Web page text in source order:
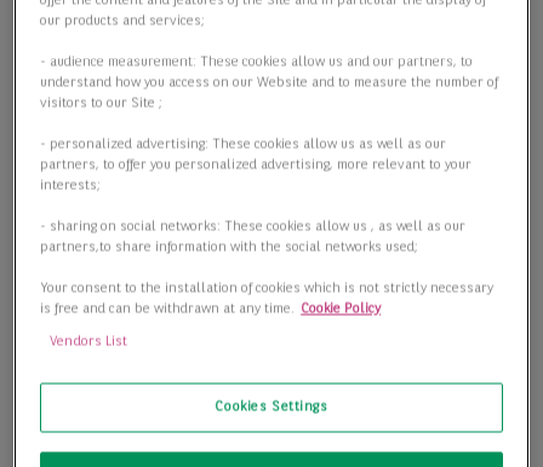
Stil trifft Ambient. Büroflächen im Kulturdenkmal!
04109 Leipzig
our products and services;
- audience measurement: These cookies allow us and our partners, to
understand how you access on our Website and to measure the number of
visitors to our Site ;
- personalized advertising: These cookies allow us as well as our
partners, to offer you personalized advertising, more relevant to your
interests;
- sharing on social networks: These cookies allow us , as well as our
partners,to share information with the social networks used;
Your consent to the installation of cookies which is not strictly necessary
is free and can be withdrawn at any time. Cookie Policy
Vendors List
Cookies Settings